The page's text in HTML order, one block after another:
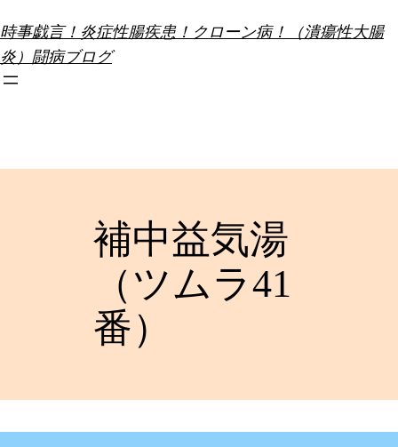
容
を
ス
時事戯言！炎症性腸疾患！クローン病！（潰瘍性大腸
炎）闘病ブログ
補中益気湯
（ツムラ41
番）